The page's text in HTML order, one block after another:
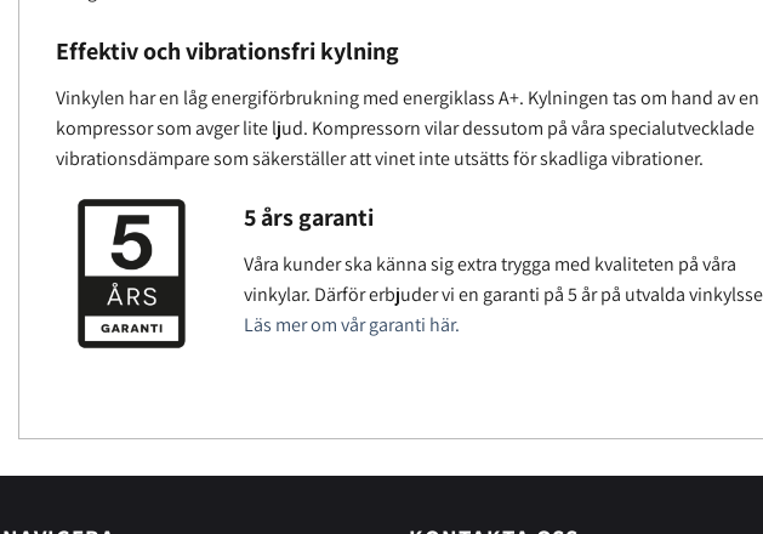
Effektiv och vibrationsfri kylning
Vinkylen har en låg energiförbrukning med energiklass A+. Kylningen tas om hand av en
kompressor som avger lite ljud. Kompressorn vilar dessutom på våra specialutvecklade
vibrationsdämpare som säkerställer att vinet inte utsätts för skadliga vibrationer.
5 års garanti
Våra kunder ska känna sig extra trygga med kvaliteten på våra
vinkylar. Därför erbjuder vi en garanti på 5 år på utvalda
Läs mer om vår garanti här.